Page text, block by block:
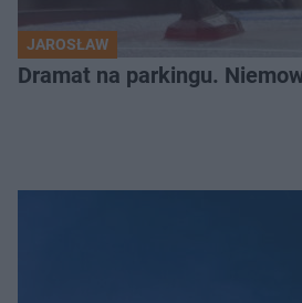
JAROSŁAW
Dramat na parkingu.